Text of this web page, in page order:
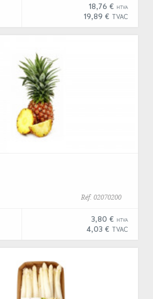
18,76 € HTVA
19,89 €TVAC
Ajouter Un kilogramme de "Ail
Réf. 02070200
3,80 € HTVA
4,03 €TVAC
Ajouter une unité de "Ananas" à